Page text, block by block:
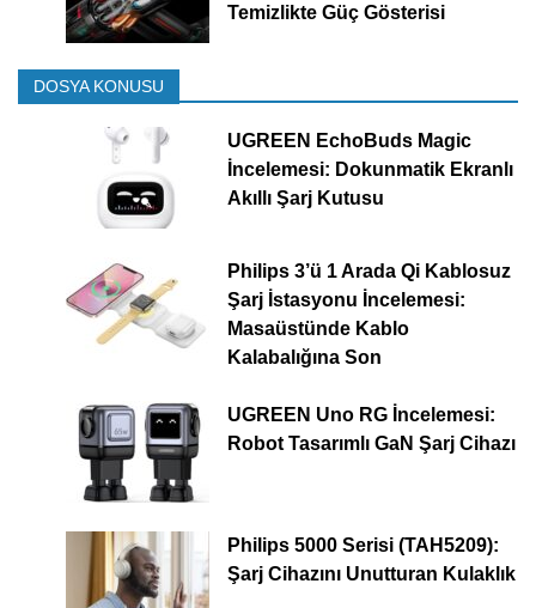
Temizlikte Güç Gösterisi
DOSYA KONUSU
UGREEN EchoBuds Magic
İncelemesi: Dokunmatik Ekranlı
Akıllı Şarj Kutusu
Philips 3’ü 1 Arada Qi Kablosuz
Şarj İstasyonu İncelemesi:
Masaüstünde Kablo
Kalabalığına Son
UGREEN Uno RG İncelemesi:
Robot Tasarımlı GaN Şarj Cihazı
Philips 5000 Serisi (TAH5209):
Şarj Cihazını Unutturan Kulaklık